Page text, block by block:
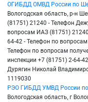
ОГИБДД ОМВД России по
Вологодская область, р-н
(81751) 21240 - Телефон
вопросам ИАЗ (81751)
64-42 - Телефон по
Телефон по вопросам
инспекции +7 (81751) 2-64-
Дурягин Николай
1119030
РЭО ГИБДД УМВД России по
Вологодская область, г